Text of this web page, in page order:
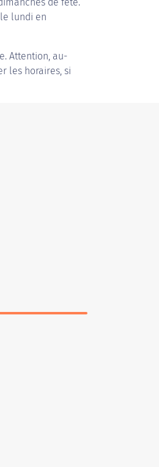
lundi en
Attention, au-
les horaires, si